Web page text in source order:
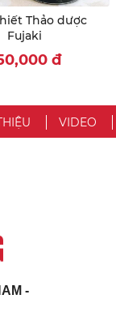
Thảo dược
Fujaki
đ
VIDEO
-